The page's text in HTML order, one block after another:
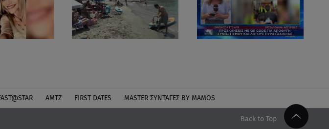
ΑΜΤΖ FIRST DATES MASTER ΣΥΝΤΑΓΈΣ BY MAMOS
Back to Top